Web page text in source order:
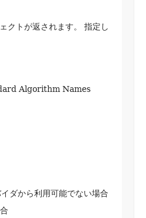
トが返されます。
指定し
Algorithm Names
ダから利用可能でない場合